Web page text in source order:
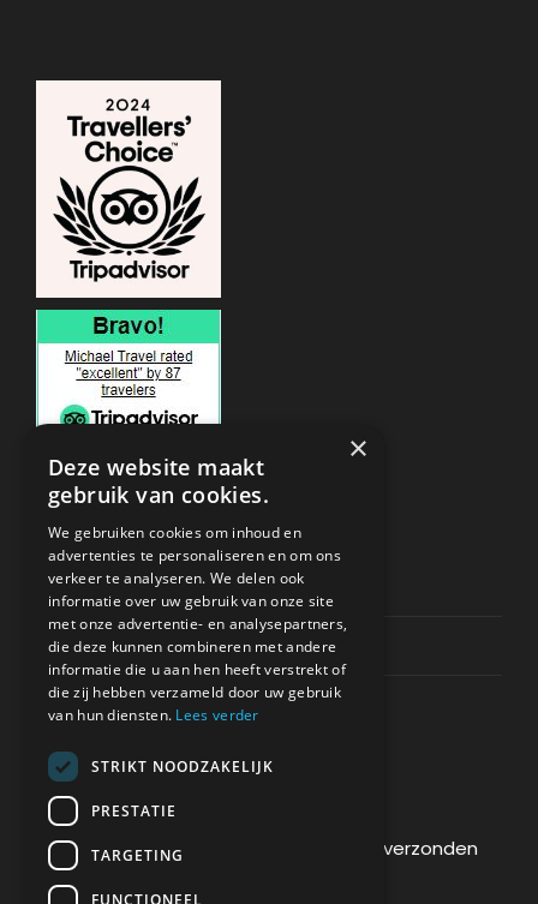
ONDERSTEUNING
Privacy & Policy
Contact Channels
BETAAL VEILIG BIJ ONS
De betaling wordt versleuteld en veilig verzonden
via een SSL-protocol.
×
Deze website maakt
gebruik van cookies.
We gebruiken cookies om inhoud en
advertenties te personaliseren en om ons
verkeer te analyseren. We delen ook
informatie over uw gebruik van onze site
met onze advertentie- en analysepartners,
die deze kunnen combineren met andere
informatie die u aan hen heeft verstrekt of
die zij hebben verzameld door uw gebruik
van hun diensten. Lees verder
STRIKT NOODZAKELIJK
PRESTATIE
TARGETING
FUNCTIONEEL